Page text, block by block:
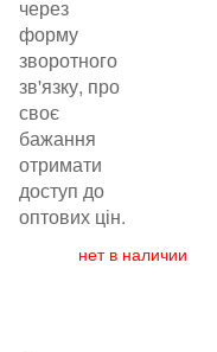
через
форму
зворотного
зв'язку, про
своє
бажання
отримати
доступ до
оптових цін.
нет в наличии